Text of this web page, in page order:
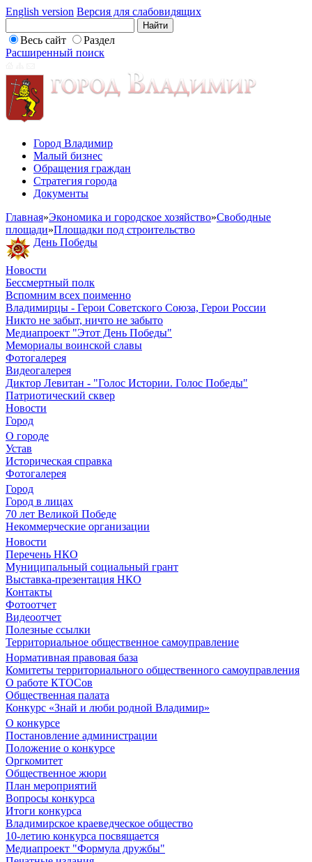
English version Версия для слабовидящих
Весь сайт
Раздел
Расширенный поиск
Город Владимир
Малый бизнес
Обращения граждан
Стратегия города
Документы
Главная»Экономика и городское хозяйство»Свободные
площади»Площадки под строительство
День Победы
Новости
Бессмертный полк
Вспомним всех поименно
Владимирцы - Герои Советского Союза, Герои России
Никто не забыт, ничто не забыто
Медиапроект "Этот День Победы"
Мемориалы воинской славы
Фотогалерея
Видеогалерея
Диктор Левитан - "Голос Истории. Голос Победы"
Патриотический сквер
Новости
Город
О городе
Устав
Историческая справка
Фотогалерея
Город
Город в лицах
70 лет Великой Победе
Некоммерческие организации
Новости
Перечень НКО
Муниципальный социальный грант
Выставка-презентация НКО
Контакты
Фотоотчет
Видеоотчет
Полезные ссылки
Территориальное общественное самоуправление
Нормативная правовая база
Комитеты территориального общественного самоуправления
О работе КТОСов
Общественная палата
Конкурс «Знай и люби родной Владимир»
О конкурсе
Постановление администрации
Положение о конкурсе
Оргкомитет
Общественное жюри
План мероприятий
Вопросы конкурса
Итоги конкурса
Владимирское краеведческое общество
10-летию конкурса посвящается
Медиапроект "Формула дружбы"